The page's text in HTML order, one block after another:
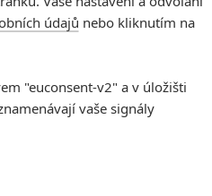
císařem.
a
údajů nebo kliknutím na
"euconsent-v2" a v úložišti
vaše signály